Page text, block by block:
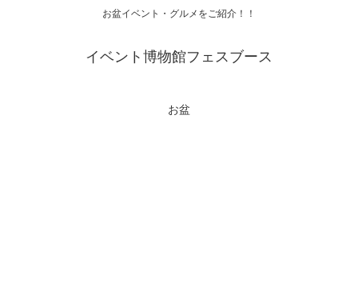
お盆イベント・グルメをご紹介！！
イベント博物館フェスブース
お盆